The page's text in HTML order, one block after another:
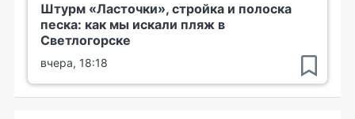
Штурм «Ласточки», стройка и полоска
песка: как мы искали пляж в
Светлогорске
вчера, 18:18